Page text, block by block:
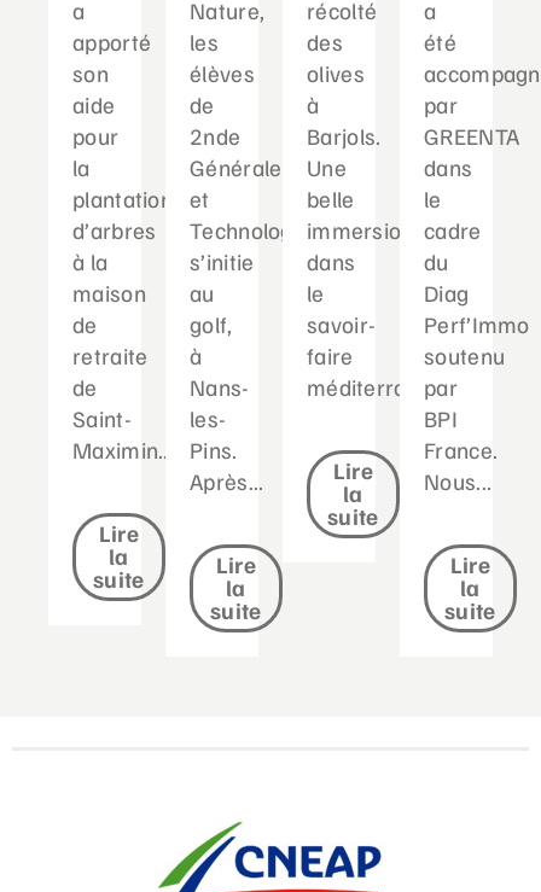
a
apporté
son
aide
pour
la
plantation
d’arbres
à la
maison
de
retraite
de
Saint-
Maximin....
Lire
la
suite
Nature,
les
élèves
de
2nde
Générale
et
Technologique
s’initie
au
golf,
à
Nans-
les-
Pins.
Après...
Lire
la
suite
récolté
des
olives
à
Barjols.
Une
belle
immersion
dans
le
savoir-
faire
méditerranéen...
Lire
la
suite
a
été
par
GREENTA
dans
le
cadre
du
Diag
Perf’Immo
soutenu
par
BPI
France.
Nous...
Lire
la
suite